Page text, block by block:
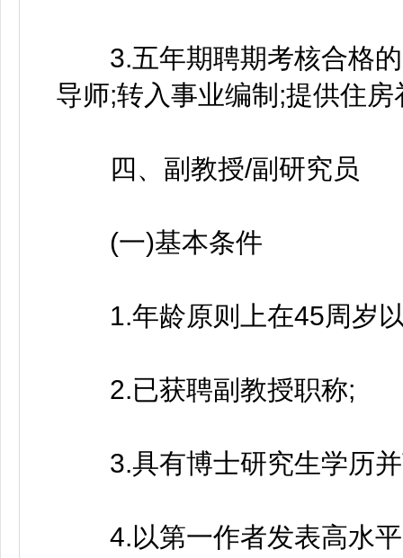
3.五年期聘期考核合格的
导师;转入事业编制;提供住
四、副教授/副研究员
(一)基本条件
1.年龄原则上在45周岁
2.已获聘副教授职称;
3.具有博士研究生学历并
4.以第一作者发表高水平